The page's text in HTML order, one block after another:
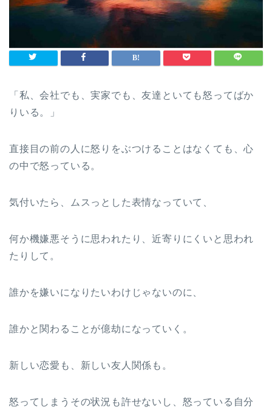
「私、会社でも、実家でも、友達といても怒ってばか
りいる。」
直接目の前の人に怒りをぶつけることはなくても、心
の中で怒っている。
気付いたら、ムスっとした表情なっていて、
何か機嫌悪そうに思われたり、近寄りにくいと思われ
たりして。
誰かを嫌いになりたいわけじゃないのに、
誰かと関わることが億劫になっていく。
新しい恋愛も、新しい友人関係も。
怒ってしまうその状況も許せないし、怒っている自分